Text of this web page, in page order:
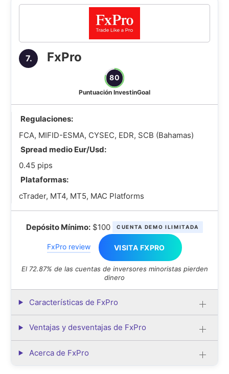
7. FxPro
80
Puntuación InvestinGoal
Regulaciones:
FCA, MIFID-ESMA, CYSEC, EDR, SCB (Bahamas)
Spread medio Eur/Usd:
0.45 pips
Plataformas:
cTrader, MT4, MT5, MAC Platforms
Depósito Mínimo: $100 CUENTA DEMO ILIMITADA
FxPro review VISITA FXPRO
El 72.87% de las cuentas de inversores minoristas pierden
dinero
Características de FxPro
Ventajas y desventajas de FxPro
Acerca de FxPro